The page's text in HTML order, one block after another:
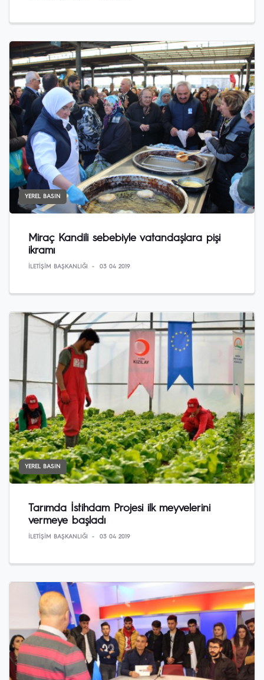
YEREL BASIN
Miraç Kandili sebebiyle vatandaşlara pişi
ikramı
İLETIŞIM BAŞKANLIĞI 03 04 2019
YEREL BASIN
Tarımda İstihdam Projesi ilk meyvelerini
vermeye başladı
İLETIŞIM BAŞKANLIĞI 03 04 2019